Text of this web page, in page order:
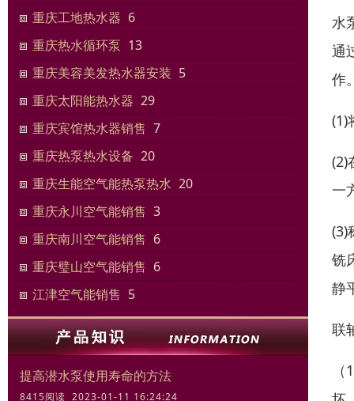
重庆工地热水器 6
重庆热水循环泵 13
重庆美容美发热水器安装 5
重庆太阳能热水器 29
重庆宾馆热水器销售 7
重庆热泵热水设备 20
重庆生能空气能热泵热水 20
重庆永川空气能销售 3
重庆南川空气能销售 6
重庆璧山空气能销售 6
江津空气能销售 5
提高潜水泵使用寿命的方法
8415阅读 2023-01-11 16:24:24
水
通
作
(1)
(2)
一
(3)
铣
静
联